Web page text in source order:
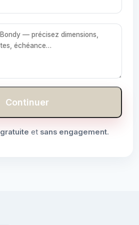
Continuer
gratuite et sans engagement.